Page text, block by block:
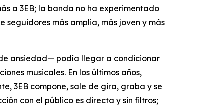
a 3EB; la banda no ha experimentado
más amplia, más joven y más
ansiedad— podía llegar a condicionar
musicales. En los últimos años,
3EB compone, sale de gira, graba y se
con el público es directa y sin filtros;